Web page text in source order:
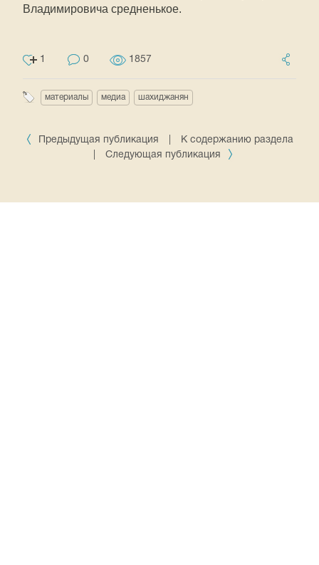
Владимировича средненькое.
1 0 1857
материалы медиа шахиджанян
Предыдущая публикация
К содержанию раздела
Следующая публикация